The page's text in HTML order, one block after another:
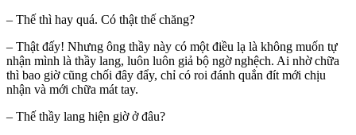
– Thế thì hay quá. Có thật thế chăng?
– Thật đấy! Nhưng ông thầy này có một điều lạ là không muốn tự
nhận mình là thầy lang, luôn luôn giả bộ ngờ nghệch. Ai nhờ chữa
thì bao giờ cũng chối đây đẩy, chỉ có roi đánh quắn đít mới chịu
nhận và mới chữa mát tay.
– Thế thầy lang hiện giờ ở đâu?